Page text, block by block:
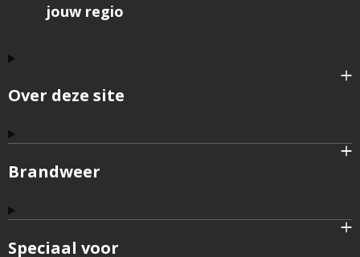
Over deze site
Brandweer
Speciaal voor
jouw regio